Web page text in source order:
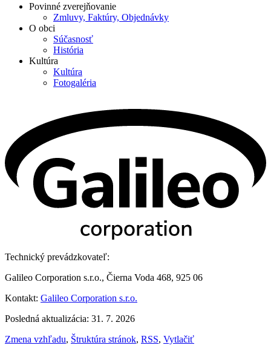
Povinné zverejňovanie
Zmluvy, Faktúry, Objednávky
O obci
Súčasnosť
História
Kultúra
Kultúra
Fotogaléria
Technický prevádzkovateľ:
Galileo Corporation s.r.o., Čierna Voda 468, 925 06
Kontakt: Galileo Corporation s.r.o.
Posledná aktualizácia: 31. 7. 2026
Zmena vzhľadu, Štruktúra stránok, RSS, Vytlačiť